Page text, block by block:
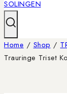
Home / Shop /
Trauringe Triset